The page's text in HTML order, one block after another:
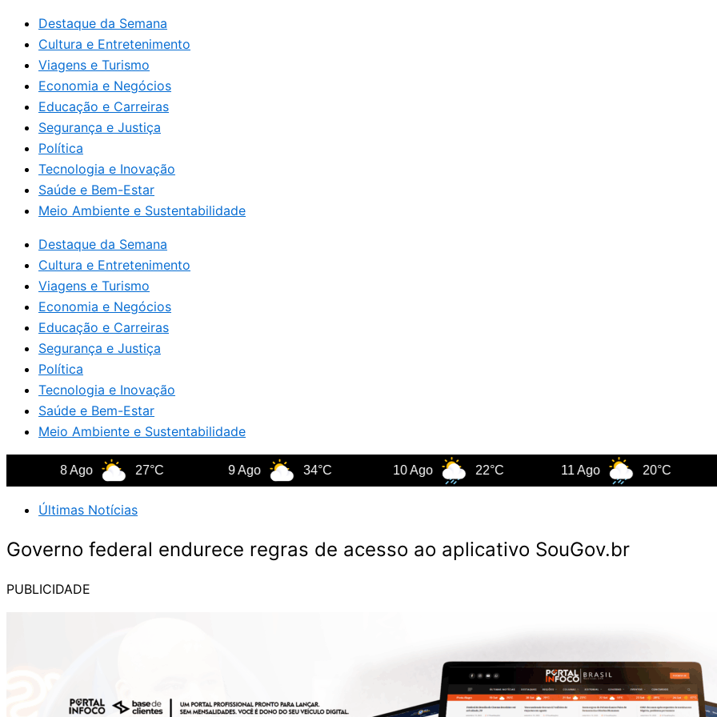
Destaque da Semana
Cultura e Entretenimento
Viagens e Turismo
Economia e Negócios
Educação e Carreiras
Segurança e Justiça
Política
Tecnologia e Inovação
Saúde e Bem-Estar
Meio Ambiente e Sustentabilidade
Destaque da Semana
Cultura e Entretenimento
Viagens e Turismo
Economia e Negócios
Educação e Carreiras
Segurança e Justiça
Política
Tecnologia e Inovação
Saúde e Bem-Estar
Meio Ambiente e Sustentabilidade
27°C 34°C 10 Ago 22°C 20°C 12
Últimas Notícias
Governo federal endurece regras de acesso ao aplicativo SouGov.br
PUBLICIDADE